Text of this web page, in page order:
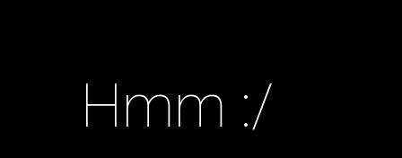
Hmm :/